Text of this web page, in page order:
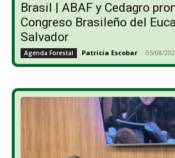
Brasil | ABAF y Cedagro
Congreso Brasileño del
Salvador
Agenda Forestal Patricia Escobar - 05/08/